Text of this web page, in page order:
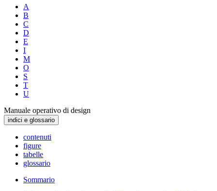
A
B
C
D
E
I
M
O
S
T
U
Manuale operativo di design
indici e glossario
contenuti
figure
tabelle
glossario
Sommario